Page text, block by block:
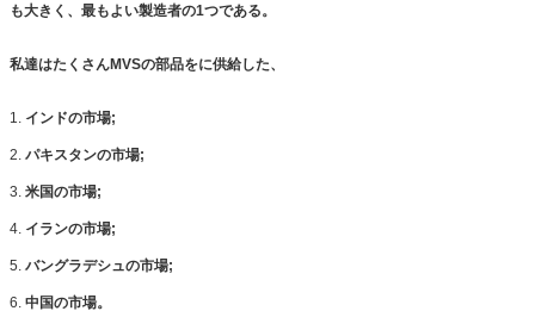
も大きく、最もよい製造者の1つである。
私達はたくさんMVSの部品をに供給した、
1. インドの市場;
2. パキスタンの市場;
3. 米国の市場;
4. イランの市場;
5. バングラデシュの市場;
6. 中国の市場。